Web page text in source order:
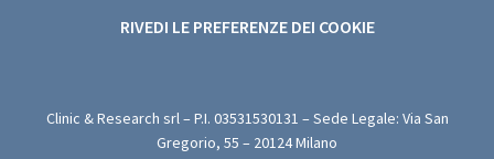
RIVEDI LE PREFERENZE DEI COOKIE
Clinic & Research srl – P.I. 03531530131 – Sede Legale: Via San
Gregorio, 55 – 20124 Milano